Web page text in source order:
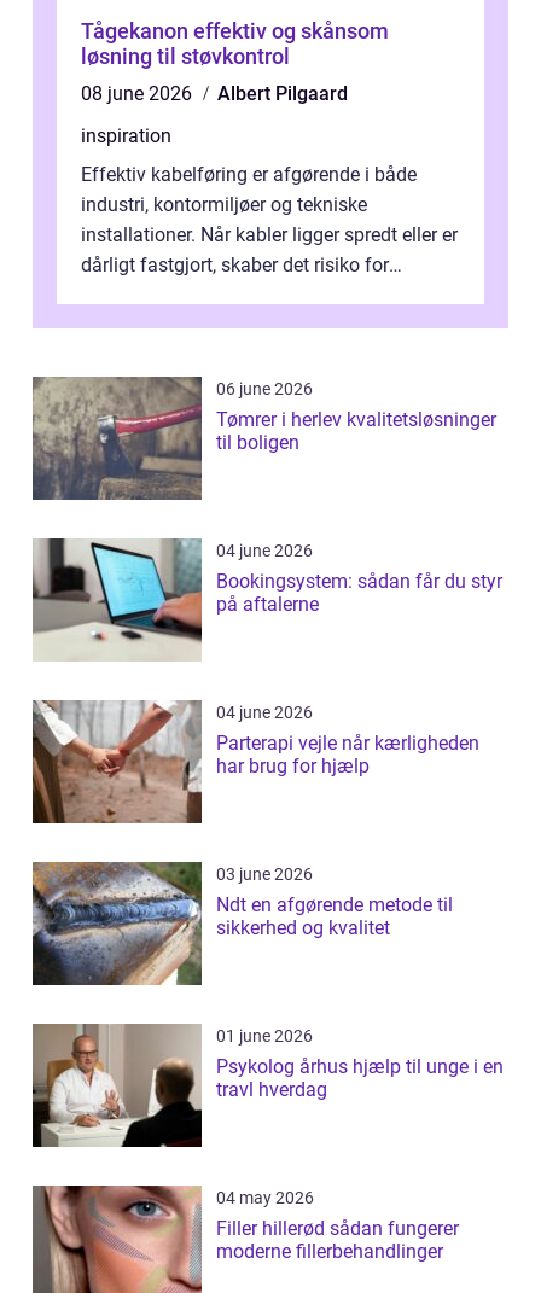
Tågekanon effektiv og skånsom
løsning til støvkontrol
08 june 2026
Albert Pilgaard
inspiration
Effektiv kabelføring er afgørende i både
industri, kontormiljøer og tekniske
installationer. Når kabler ligger spredt eller er
dårligt fastgjort, skaber det risiko for
06 june 2026
Tømrer i herlev kvalitetsløsninger
til boligen
04 june 2026
Bookingsystem: sådan får du styr
på aftalerne
04 june 2026
Parterapi vejle når kærligheden
har brug for hjælp
03 june 2026
Ndt en afgørende metode til
sikkerhed og kvalitet
01 june 2026
Psykolog århus hjælp til unge i en
travl hverdag
04 may 2026
Filler hillerød sådan fungerer
moderne fillerbehandlinger